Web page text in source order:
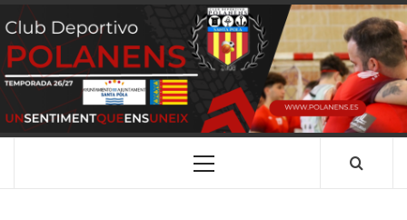
Saltar
al
contenido
CLUB
DEPORTIVO
POLANENS
SANTA POLA
Menú